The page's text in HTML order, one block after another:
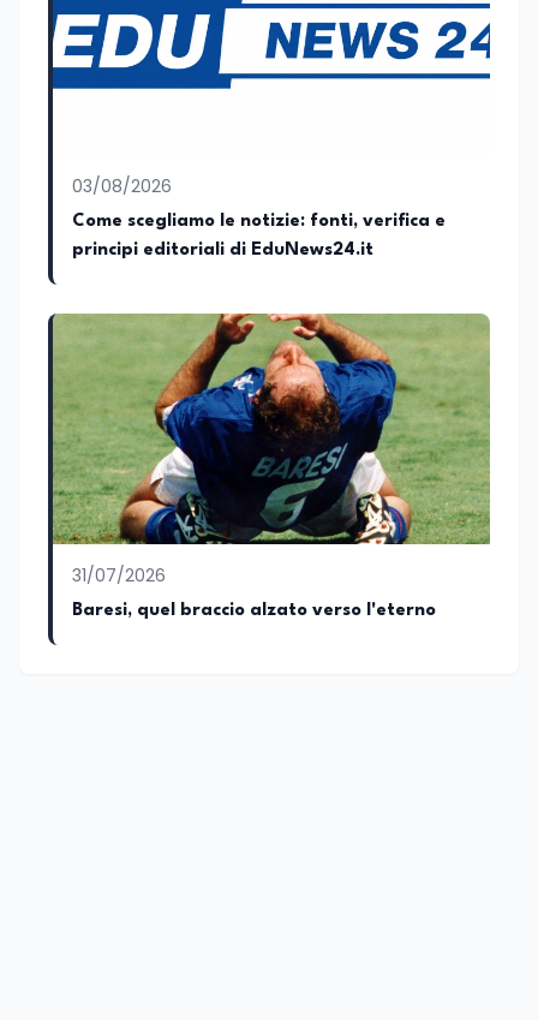
03/08/2026
Come scegliamo le notizie: fonti, verifica e
principi editoriali di EduNews24.it
31/07/2026
Baresi, quel braccio alzato verso l'eterno